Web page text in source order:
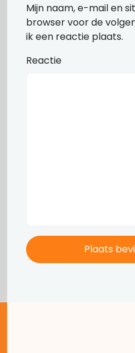
Mijn naam, e-mail en
browser voor de
ik een reactie plaats.
Reactie